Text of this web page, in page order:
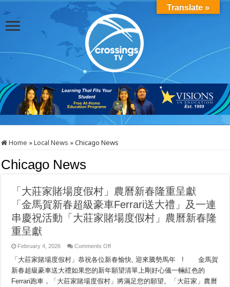
Home »Local News »Chicago News
Chicago News
「大莊家賭場度假村」農曆新春隆重呈獻
「金馬賀新春超級豪車Ferrari送大禮」及一連
串慶祝活動「大莊家賭場度假村」農曆新春隆
重呈獻
February 4, 2026 Comments Offon
莊
家
賭
場
「大莊家賭場度假村」恭祝各位新春愉快, 迎來騰勢馬年 ! 金馬賀
新春超級豪車送大禮如果您的新年願望清單上剛好心儀一輛紅色的
Ferrari跑車，「大莊家賭場度假村」將滿足您的願望。「大莊家」農曆
Translate »